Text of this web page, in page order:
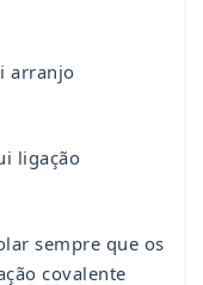
arranjo
ligação
sempre que os
covalente